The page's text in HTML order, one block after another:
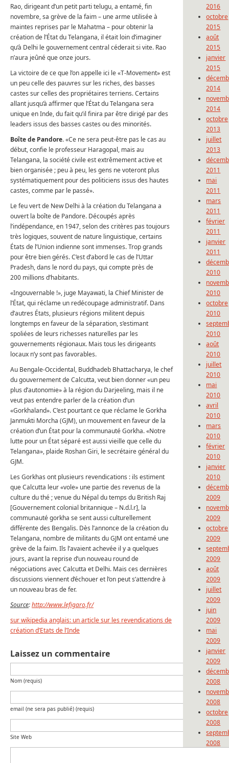
Rao, dirigeant d’un petit parti telugu, a entamé, fin
novembre, sa grève de la faim – une arme utilisée à
maintes reprises par le Mahatma – pour obtenir la
création de l’État du Telangana, il était loin d’imaginer
qu’à Delhi le gouvernement central céderait si vite. Rao
n’aura jeûné que onze jours.
La victoire de ce que l’on appelle ici le «T-Movement» est
un peu celle des pauvres sur les riches, des basses
castes sur celles des propriétaires terriens. Certains
allant jusqu’à affirmer que l’État du Telangana sera
unique en Inde, du fait qu’il finira par être dirigé par des
leaders issus des basses castes ou des minorités.
Boîte de Pandore. «Ce ne sera peut-être pas le cas au
début, confie le professeur Haragopal, mais au
Telangana, la société civile est extrêmement active et
bien organisée ; peu à peu, les gens ne voteront plus
systématiquement pour des politiciens issus des hautes
castes, comme par le passé».
Le feu vert de New Delhi à la création du Telangana a
ouvert la boîte de Pandore. Découpés après
l’indépendance, en 1947, selon des critères pas toujours
très logiques, souvent de nature linguistique, certains
États de l’Union indienne sont immenses. Trop grands
pour être bien gérés. C’est d’abord le cas de l’Uttar
Pradesh, dans le nord du pays, qui compte près de
200 millions d’habitants.
«Ingouvernable !», juge Mayawati, la Chief Minister de
l’État, qui réclame un redécoupage administratif. Dans
d’autres États, plusieurs régions militent depuis
longtemps en faveur de la séparation, s’estimant
spoliées de leurs richesses naturelles par les
gouvernements régionaux. Mais tous les dirigeants
locaux n’y sont pas favorables.
Au Bengale-Occidental, Buddhadeb Bhattacharya, le chef
du gouvernement de Calcutta, veut bien donner «un peu
plus d’autonomie» à la région du Darjeeling, mais il ne
veut pas entendre parler de la création d’un
«Gorkhaland». C’est pourtant ce que réclame le Gorkha
Janmukti Morcha (GJM), un mouvement en faveur de la
création d’un État pour la communauté Gorkha. «Notre
lutte pour un État séparé est aussi vieille que celle du
Telangana», plaide Roshan Giri, le secrétaire général du
GJM.
Les Gorkhas ont plusieurs revendications : ils estiment
que Calcutta leur «vole» une partie des revenus de la
culture du thé ; venue du Népal du temps du British Raj
[Gouvernement colonial britannique – N.d.l.r], la
communauté gorkha se sent aussi culturellement
différente des Bengalis. Dès l’annonce de la création du
Telangana, nombre de militants du GJM ont entamé une
grève de la faim. Ils l’avaient achevée il y a quelques
jours, avant la reprise d’un nouveau round de
négociations avec Calcutta et Delhi. Mais ces dernières
discussions viennent d’échouer et l’on peut s’attendre à
un nouveau bras de fer.
Source:http://www.lefigaro.fr/
sur wikipedia anglais: un article sur les revendications de
création d’Etats de l’Inde
Laissez un commentaire
Nom (requis)
email (ne sera pas publié) (requis)
Site Web
2016
octobre
2015
août
2015
janvier
2015
2014
2014
octobre
2013
juillet
2013
2011
mai
2011
mars
2011
février
2011
janvier
2011
2010
2010
octobre
2010
2010
août
2010
juillet
2010
mai
2010
avril
2010
mars
2010
février
2010
janvier
2010
2009
2009
octobre
2009
2009
août
2009
juillet
2009
juin
2009
mai
2009
janvier
2009
2008
2008
octobre
2008
2008